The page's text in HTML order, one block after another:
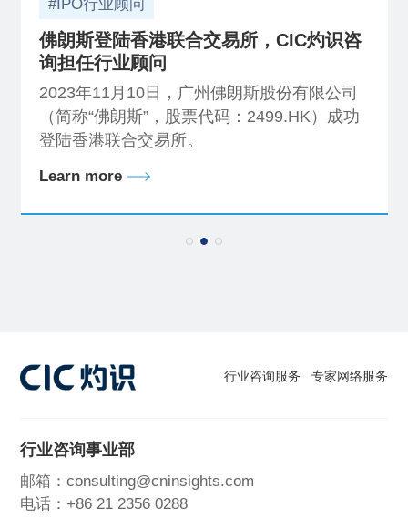
#IPO行业顾问
佛朗斯登陆香港联合交易所，CIC灼识咨
询担任行业顾问
2023年11月10日，广州佛朗斯股份有限公司
（简称“佛朗斯”，股票代码：2499.HK）成功
登陆香港联合交易所。
Learn more
行业咨询服务 专家网络服务
行业咨询事业部
邮箱：consulting@cninsights.com
电话：+86 21 2356 0288